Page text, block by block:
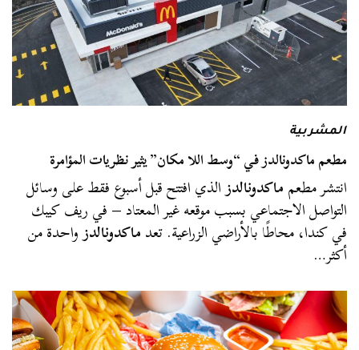
المشربية
مطعم ماكدونالدز في “وسط اللا مكان” يثير نظريات المؤامرة
انتشر مطعمماكدونالدزالذي افتتح قبل أسبوع فقط على وسائل
التواصل الاجتماعي بسبب موقعه غير المعتاد – في ريف كيبك
في كندا، محاطًا بالأراضي الزراعية. تعدماكدونالدزواحدة من
أكثر…